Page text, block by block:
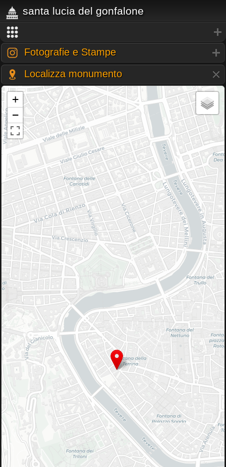
santa lucia del gonfalone
Fotografie e Stampe
Localizza monumento
+
−